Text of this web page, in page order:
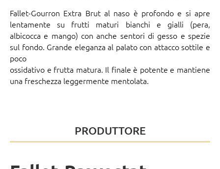
Fallet-Gourron Extra Brut al naso è profondo e si apre
lentamente su frutti maturi bianchi e gialli (pera,
albicocca e mango) con anche sentori di gesso e spezie
sul fondo. Grande eleganza al palato con attacco sottile e
poco
ossidativo e frutta matura. Il finale è potente e mantiene
una freschezza leggermente mentolata.
PRODUTTORE